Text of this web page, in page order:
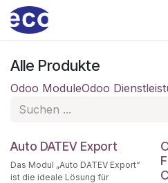
Zum Inhalt springen
Alle Produkte
Odoo ModuleOdoo
Auto DATEV Export
Das Modul „Auto DATEV Export“
ist die ideale Lösung für